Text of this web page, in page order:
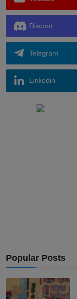
Discord
Telegram
Linkedin
Popular Posts